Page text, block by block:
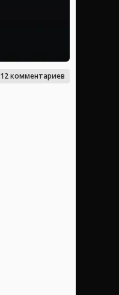
12 комментариев